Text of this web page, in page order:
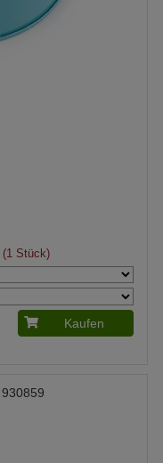
Stück)
Kaufen